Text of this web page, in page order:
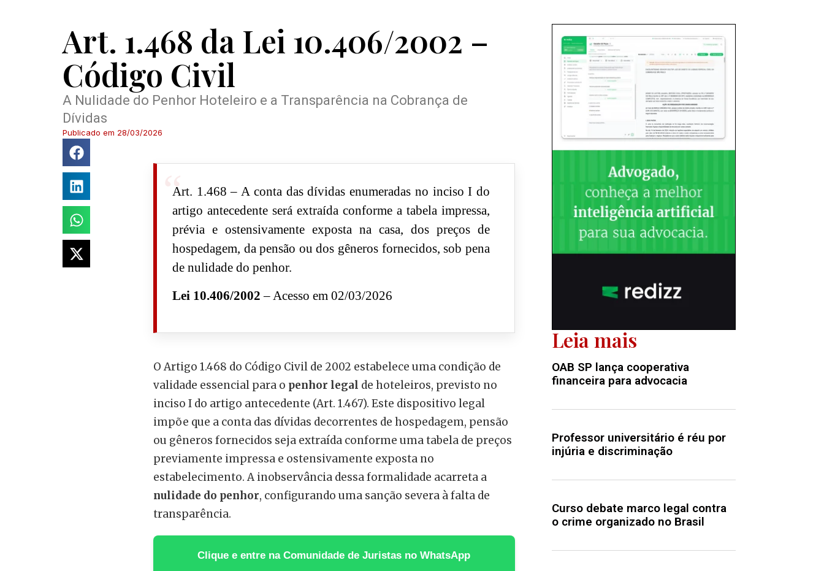
Art. 1.468 da Lei 10.406/2002 –
Código Civil
A Nulidade do Penhor Hoteleiro e a Transparência na Cobrança de
Dívidas
Publicado em 28/03/2026
Art. 1.468 – A conta das dívidas enumeradas no inciso I do
artigo antecedente será extraída conforme a tabela impressa,
prévia e ostensivamente exposta na casa, dos preços de
hospedagem, da pensão ou dos gêneros fornecidos, sob pena
de nulidade do penhor.
Lei 10.406/2002 – Acesso em 02/03/2026
O Artigo 1.468 do Código Civil de 2002 estabelece uma condição de
validade essencial para o penhor legal de hoteleiros, previsto no
inciso I do artigo antecedente (Art. 1.467). Este dispositivo legal
impõe que a conta das dívidas decorrentes de hospedagem, pensão
ou gêneros fornecidos seja extraída conforme uma tabela de preços
previamente impressa e ostensivamente exposta no
estabelecimento. A inobservância dessa formalidade acarreta a
nulidade do penhor, configurando uma sanção severa à falta de
transparência.
Clique e entre na Comunidade de Juristas no WhatsApp
Leia mais
OAB SP lança cooperativa
financeira para advocacia
Professor universitário é réu por
injúria e discriminação
Curso debate marco legal contra
o crime organizado no Brasil